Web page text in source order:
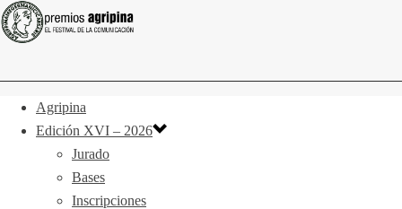
Agripina
Edición XVI – 2026
Jurado
Bases
Inscripciones